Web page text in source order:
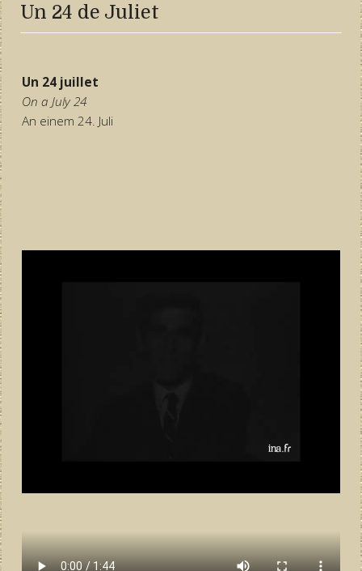
Un 24 de Juliet
Un 24 juillet
On a July 24
An einem 24. Juli